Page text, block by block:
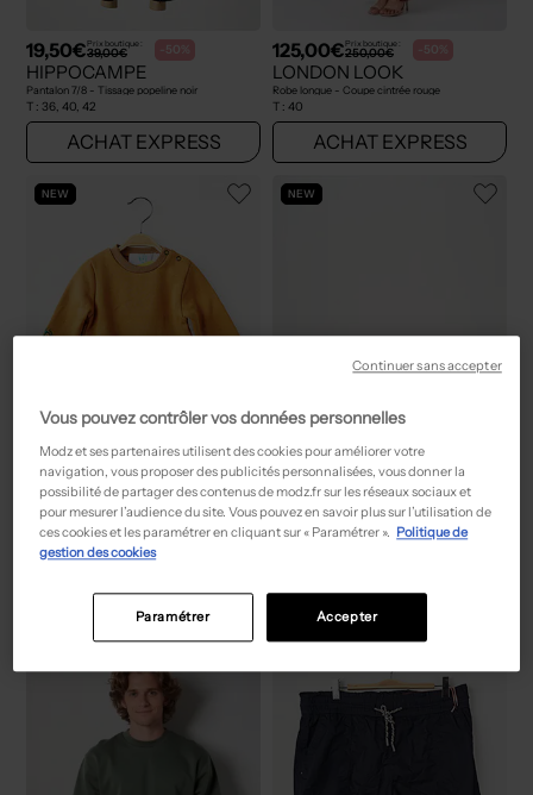
19,50€Prix boutique :
39,00€ -50%
HIPPOCAMPE
Pantalon 7/8 - Tissage popeline noir
T : 36, 40, 42
ACHAT EXPRESS
125,00€Prix boutique :
250,00€ -50%
LONDON LOOK
Robe longue - Coupe cintrée rouge
T : 40
ACHAT EXPRESS
NEW
17,50€Prix boutique :
35,00€ -50%
TRENTE TROIS
Sweat-shirt - Sérigraphie floquée orange
ACHAT EXPRESS
NEW
44,50€Prix boutique :
89,00€ -50%
ALTEX
ACHAT EXPRESS
Vous pouvez contrôler vos données personnelles
Modz et ses partenaires utilisent des cookies pour améliorer votre
navigation, vous proposer des publicités personnalisées, vous donner la
possibilité de partager des contenus de modz.fr sur les réseaux sociaux et
pour mesurer l’audience du site. Vous pouvez en savoir plus sur l’utilisation de
ces cookies et les paramétrer en cliquant sur « Paramétrer ». Politique de
gestion des cookies
Accepter
Paramétrer
Continuer sans accepter